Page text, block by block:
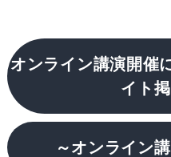
オンライン講演開催
イト
～オンライン